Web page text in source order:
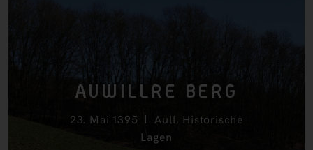
AUWILLRE BERG
23. Mai 1395 Aull, Historische
Lagen